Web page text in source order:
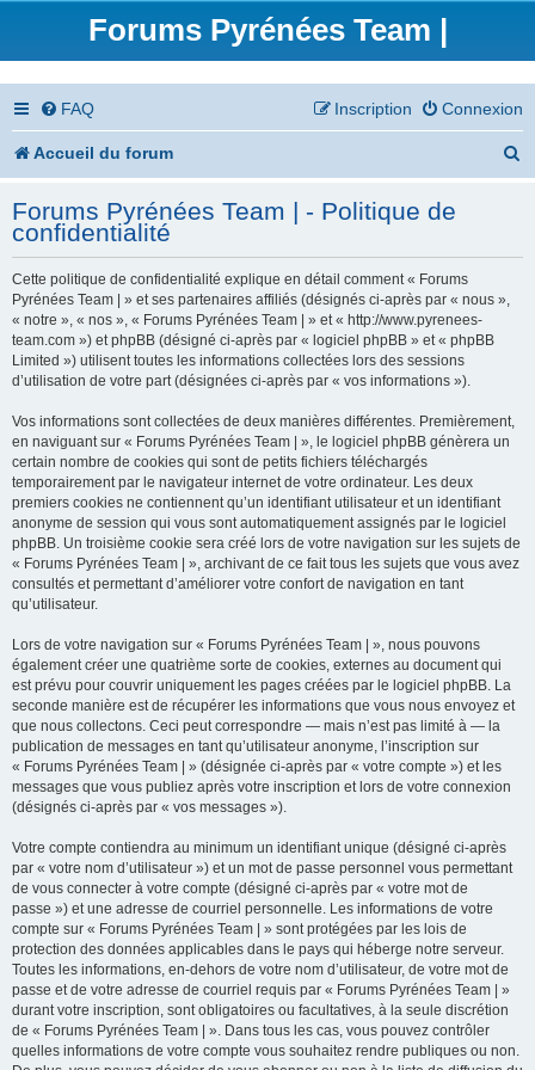
Forums Pyrénées Team |
FAQ Connexion
Inscription
Accueil du forum
h
Forums Pyrénées Team | - Politique de
confidentialité
Cette politique de confidentialité explique en détail comment « Forums
Pyrénées Team | » et ses partenaires affiliés (désignés ci-après par « nous »,
« notre », « nos », « Forums Pyrénées Team | » et « http://www.pyrenees-
team.com ») et phpBB (désigné ci-après par « logiciel phpBB » et « phpBB
Limited ») utilisent toutes les informations collectées lors des sessions
d’utilisation de votre part (désignées ci-après par « vos informations »).
Vos informations sont collectées de deux manières différentes. Premièrement,
en naviguant sur « Forums Pyrénées Team | », le logiciel phpBB génèrera un
certain nombre de cookies qui sont de petits fichiers téléchargés
temporairement par le navigateur internet de votre ordinateur. Les deux
premiers cookies ne contiennent qu’un identifiant utilisateur et un identifiant
anonyme de session qui vous sont automatiquement assignés par le logiciel
phpBB. Un troisième cookie sera créé lors de votre navigation sur les sujets de
« Forums Pyrénées Team | », archivant de ce fait tous les sujets que vous avez
consultés et permettant d’améliorer votre confort de navigation en tant
qu’utilisateur.
Lors de votre navigation sur « Forums Pyrénées Team | », nous pouvons
également créer une quatrième sorte de cookies, externes au document qui
est prévu pour couvrir uniquement les pages créées par le logiciel phpBB. La
seconde manière est de récupérer les informations que vous nous envoyez et
que nous collectons. Ceci peut correspondre — mais n’est pas limité à — la
publication de messages en tant qu’utilisateur anonyme, l’inscription sur
« Forums Pyrénées Team | » (désignée ci-après par « votre compte ») et les
messages que vous publiez après votre inscription et lors de votre connexion
(désignés ci-après par « vos messages »).
Votre compte contiendra au minimum un identifiant unique (désigné ci-après
par « votre nom d’utilisateur ») et un mot de passe personnel vous permettant
de vous connecter à votre compte (désigné ci-après par « votre mot de
passe ») et une adresse de courriel personnelle. Les informations de votre
compte sur « Forums Pyrénées Team | » sont protégées par les lois de
protection des données applicables dans le pays qui héberge notre serveur.
Toutes les informations, en-dehors de votre nom d’utilisateur, de votre mot de
passe et de votre adresse de courriel requis par « Forums Pyrénées Team | »
durant votre inscription, sont obligatoires ou facultatives, à la seule discrétion
de « Forums Pyrénées Team | ». Dans tous les cas, vous pouvez contrôler
quelles informations de votre compte vous souhaitez rendre publiques ou non.